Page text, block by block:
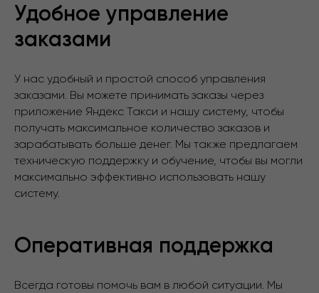
Удобное управление
заказами
У нас удобный и простой способ управления
заказами. Вы можете принимать заказы через
приложение Яндекс Такси и нашу систему, чтобы
получать максимальное количество заказов и
зарабатывать больше денег. Мы также предлагаем
техническую поддержку и обучение, чтобы вы могли
максимально эффективно использовать нашу
систему.
Оперативная поддержка
Всегда готовы помочь вам в любой ситуации. Мы